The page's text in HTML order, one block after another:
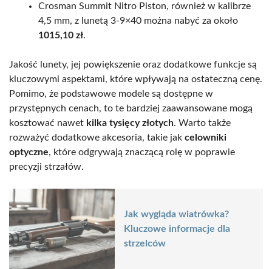
Crosman Summit Nitro Piston, również w kalibrze
4,5 mm, z lunetą 3-9×40 można nabyć za około
1015,10 zł.
Jakość lunety, jej powiększenie oraz dodatkowe funkcje są
kluczowymi aspektami, które wpływają na ostateczną cenę.
Pomimo, że podstawowe modele są dostępne w
przystępnych cenach, to te bardziej zaawansowane mogą
kosztować nawet kilka tysięcy złotych. Warto także
rozważyć dodatkowe akcesoria, takie jak celowniki
optyczne, które odgrywają znaczącą rolę w poprawie
precyzji strzałów.
Jak wygląda wiatrówka?
Kluczowe informacje dla
strzelców